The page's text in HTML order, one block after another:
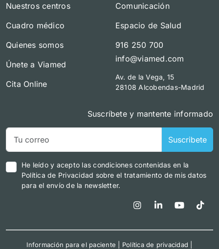
Nuestros centros
Cuadro médico
Quienes somos
Únete a Viamed
Cita Online
Comunicación
Espacio de Salud
916 250 700
info@viamed.com
Av. de la Vega, 15
28108 Alcobendas-Madrid
Suscríbete y mantente informado
Suscribete
He leído y acepto las condiciones contenidas en la
Política de Privacidad sobre el tratamiento de mis datos
para el envío de la newsletter.
Información para el paciente Política de privacidad